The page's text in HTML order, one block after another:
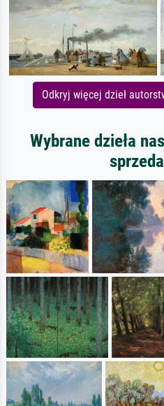
Odkryj więcej dzieł
Wybrane dzieła